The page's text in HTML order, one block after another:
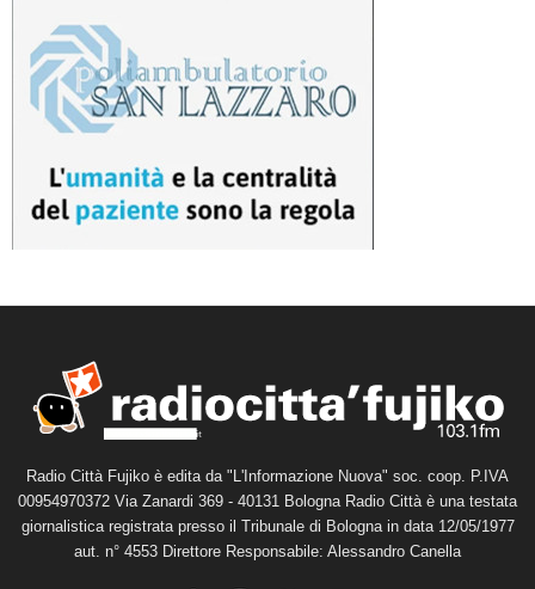
Radio Città Fujiko è edita da "L'Informazione Nuova" soc. coop. P.IVA
00954970372 Via Zanardi 369 - 40131 Bologna Radio Città è una testata
giornalistica registrata presso il Tribunale di Bologna in data 12/05/1977
aut. n° 4553 Direttore Responsabile: Alessandro Canella